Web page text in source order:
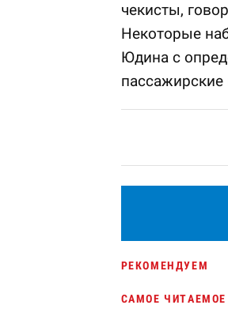
чекисты,
Некоторые
Юдина с
РЕКОМЕНДУЕМ
САМОЕ ЧИТАЕМОЕ